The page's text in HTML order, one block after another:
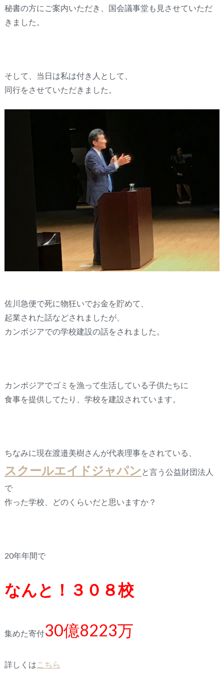
秘書の方にご案内いただき、国会議事堂も見させていただ
きました。
そして、当日は私は付き人として、
同行をさせていただきました。
佐川急便で死に物狂いでお金を貯めて、
起業された話などされましたが、
カンボジアでの学校建設の話をされました。
カンボジアでゴミを漁って生活している子供たちに
食事を提供してたり、学校を建設されています。
ちなみに現在渡邉美樹さんが代表理事をされている、
スクールエイドジャパン と言う公益財団法人
で
作った学校、どのくらいだと思いますか？
20年年間で
なんと！３０８校
集めた寄付30億8223万
詳しくはこちら